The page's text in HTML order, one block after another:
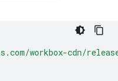
workbox-cdn/